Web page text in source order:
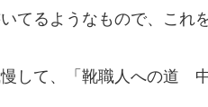
てるようなもので、これ
して、「靴職人への道